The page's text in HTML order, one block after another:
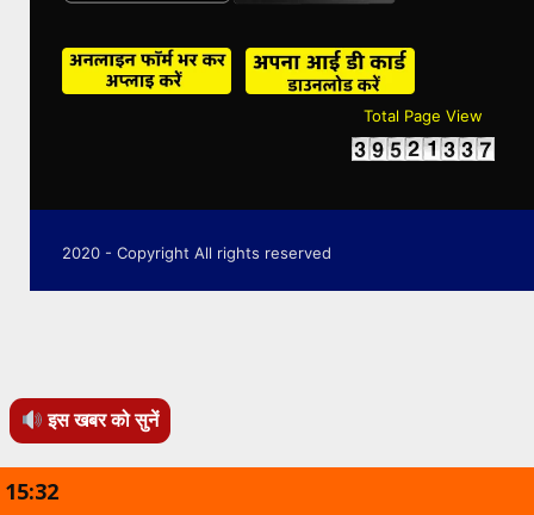
इस खबर को सुनें
Total Page View
2020 - Copyright All rights reserved
15:32